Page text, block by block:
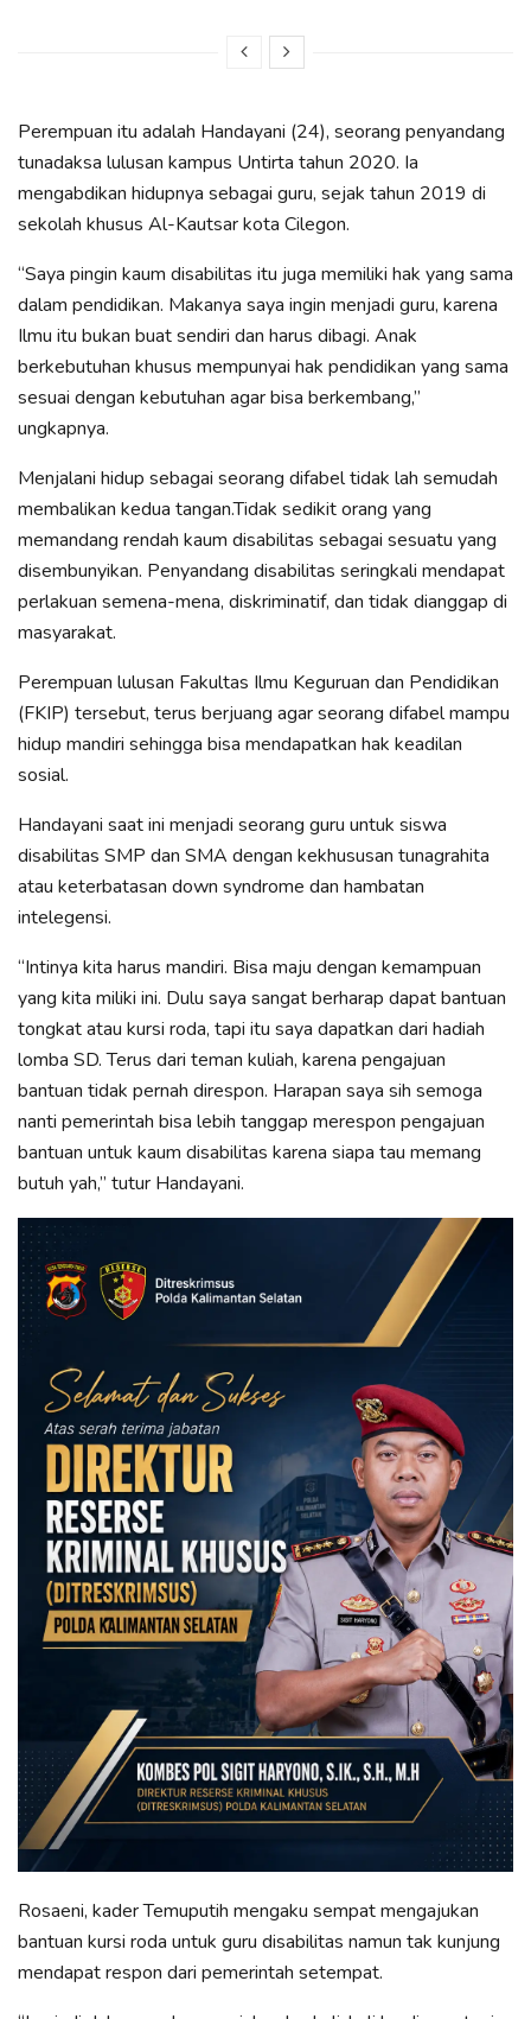
Perempuan itu adalah Handayani (24), seorang penyandang
tunadaksa lulusan kampus Untirta tahun 2020. Ia
mengabdikan hidupnya sebagai guru, sejak tahun 2019 di
sekolah khusus Al-Kautsar kota Cilegon.
“Saya pingin kaum disabilitas itu juga memiliki hak yang sama
dalam pendidikan. Makanya saya ingin menjadi guru, karena
Ilmu itu bukan buat sendiri dan harus dibagi. Anak
berkebutuhan khusus mempunyai hak pendidikan yang sama
sesuai dengan kebutuhan agar bisa berkembang,”
ungkapnya.
Menjalani hidup sebagai seorang difabel tidak lah semudah
membalikan kedua tangan.Tidak sedikit orang yang
memandang rendah kaum disabilitas sebagai sesuatu yang
disembunyikan. Penyandang disabilitas seringkali mendapat
perlakuan semena-mena, diskriminatif, dan tidak dianggap di
masyarakat.
Perempuan lulusan Fakultas Ilmu Keguruan dan Pendidikan
(FKIP) tersebut, terus berjuang agar seorang difabel mampu
hidup mandiri sehingga bisa mendapatkan hak keadilan
sosial.
Handayani saat ini menjadi seorang guru untuk siswa
disabilitas SMP dan SMA dengan kekhususan tunagrahita
atau keterbatasan down syndrome dan hambatan
intelegensi.
“Intinya kita harus mandiri. Bisa maju dengan kemampuan
yang kita miliki ini. Dulu saya sangat berharap dapat bantuan
tongkat atau kursi roda, tapi itu saya dapatkan dari hadiah
lomba SD. Terus dari teman kuliah, karena pengajuan
bantuan tidak pernah direspon. Harapan saya sih semoga
nanti pemerintah bisa lebih tanggap merespon pengajuan
bantuan untuk kaum disabilitas karena siapa tau memang
butuh yah,” tutur Handayani.
Rosaeni, kader Temuputih mengaku sempat mengajukan
bantuan kursi roda untuk guru disabilitas namun tak kunjung
mendapat respon dari pemerintah setempat.